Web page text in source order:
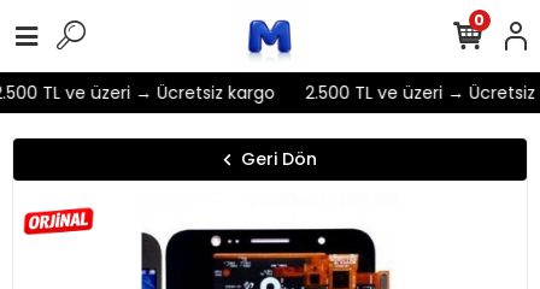
TL ve üzeri → Ücretsiz kargo 2.500 TL ve üzeri → Ücretsiz
0
Geri Dön